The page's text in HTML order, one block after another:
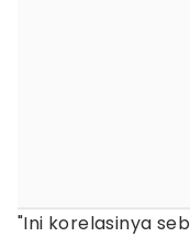
"Ini korelasinya